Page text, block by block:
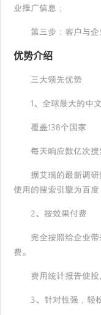
业推广信息；
第三步：客户与企
优势介绍
三大领先优势
1、全球最大的中
覆盖138个国家
每天响应数亿次搜
据艾瑞的最新调研
使用的搜索引擎为百
2、按效果付费
完全按照给企业带
费。
费用统计报告使投
3、针对性强，轻